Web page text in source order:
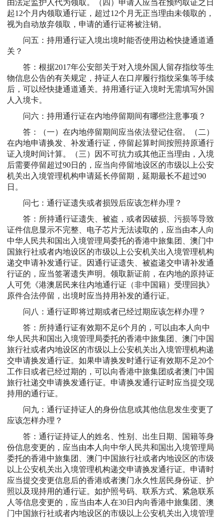
由法定监护人代为领取。（四）申请人应当在预约取证之日
起12个月内领取通行证，超过12个月无正当理由未领取的，
视为自动放弃领取，申请的通行证将被注销。
问五：持用通行证入境出境时能否使用边检快捷通道通
关？
答：根据2017年公安部关于对入境外国人留存指纹等生
物信息公告的有关规定，持证人在口岸履行指纹采集等手续
后，可以经快捷通道通关。持用通行证入境时无需填写外国
人入境卡。
问六：持用通行证在内地停留期间有哪些注意事项？
答：（一）在内地停留期间应当依法登记住宿。（二）
在内地申请换发、补发通行证，停留起算时间按照持原通行
证入境时间计算。（三）因不可抗力或其他正当理由，入境
后需要停留超过90日的，应当向停留地设区的市级以上公安
机关出入境管理机构申请延长停留期，延期最长不超过90
日。
问七：通行证遗失或者损毁后应该怎样办理？
答：所持通行证遗失、被盗，或者因破损、污损等导致
证件信息显示不完整、电子芯片无法读取的，应当由本人向
中华人民共和国出入境管理局委托的香港中旅集团、澳门中
国旅行社或者内地设区的市级以上公安机关出入境管理机构
递交申请补发通行证。因通行证遗失、被盗递交申请补发通
行证的，应当签署遗失声明。领取新证前，在内地的原持证
人可凭《港澳居民来往内地通行证（非中国籍）受理回执》
原件合法停留，出境时应当持用补发的通行证。
问八：通行证即将过期或者已经过期应该怎样办理？
答：所持通行证有效期不足6个月的，可以由本人向中
华人民共和国出入境管理局委托的香港中旅集团、澳门中国
旅行社或者内地设区的市级以上公安机关出入境管理机构递
交申请换发通行证。如果申请换发时通行证有效期不足20个
工作日或者已经过期的，可以向香港中旅集团或者澳门中国
旅行社递交申请换发通行证。申请换发通行证时应当提交现
持用的通行证。
问九：通行证持证人的身份信息或其他信息发生变更了
应该怎样办理？
答：通行证持证人的姓名、性别、出生日期、国籍等身
份信息变更的，应当由本人向中华人民共和国出入境管理局
委托的香港中旅集团、澳门中国旅行社或者内地设区的市级
以上公安机关出入境管理机构递交申请换发通行证。申请时
应当提交变更信息后的香港或者澳门永久性居民身份证、护
照以及现持用的通行证。如护照号码、联系方式、紧急联系
人等信息变更的，应当由本人在30日内向香港中旅集团、澳
门中国旅行社或者内地设区的市级以上公安机关出入境管理